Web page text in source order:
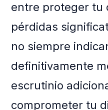
entre proteger tu
pérdidas
no siempre
definitivamente
escrutinio
comprometer tu